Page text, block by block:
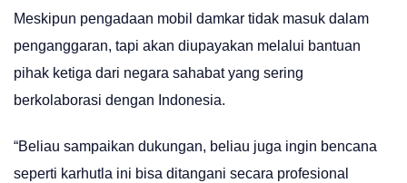
Meskipun pengadaan mobil damkar tidak masuk dalam
penganggaran, tapi akan diupayakan melalui bantuan
pihak ketiga dari negara sahabat yang sering
berkolaborasi dengan Indonesia.
“Beliau sampaikan dukungan, beliau juga ingin bencana
seperti karhutla ini bisa ditangani secara profesional